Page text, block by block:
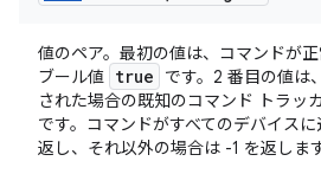
値のペア。最初の値は、コマンドが
ブール値 true
です。2 番目の値は
された場合の既知のコマンド トラッ
です。コマンドがすべてのデバイス
返し、それ以外の場合は -1 を返します